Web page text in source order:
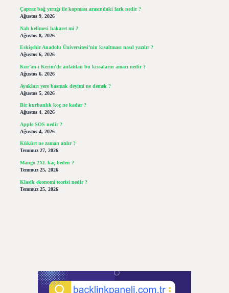
Çapraz bağ yırtığı ile kopması arasındaki fark nedir ?
Ağustos 9, 2026
Nah kelimesi hakaret mi ?
Ağustos 8, 2026
Eskişehir Anadolu Üniversitesi’nin kısaltması nasıl yazılır ?
Ağustos 6, 2026
Kur’an-ı Kerim’de anlatılan bu kıssaların amacı nedir ?
Ağustos 6, 2026
Ayakları yere basmak deyimi ne demek ?
Ağustos 5, 2026
Bir kurbanlık koç ne kadar ?
Ağustos 4, 2026
Apple SOS nedir ?
Ağustos 4, 2026
Kükürt ne zaman atılır ?
Temmuz 27, 2026
Mango 2XL kaç beden ?
Temmuz 25, 2026
Klasik ekonomi teorisi nedir ?
Temmuz 25, 2026